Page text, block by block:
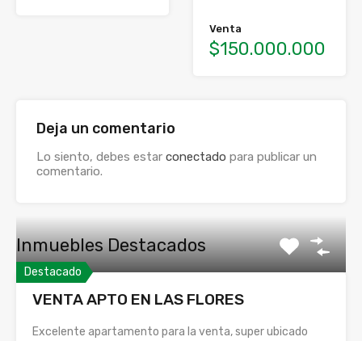
Venta
$150.000.000
Deja un comentario
Lo siento, debes estar conectado para publicar un
comentario.
Inmuebles Destacados
Destacado
VENTA APTO EN LAS FLORES
Excelente apartamento para la venta, super ubicado